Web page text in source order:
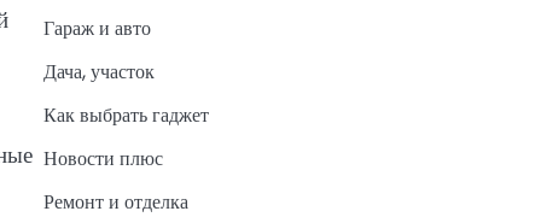
Гараж и авто
Дача, участок
Как выбрать гаджет
Новости плюс
Ремонт и отделка